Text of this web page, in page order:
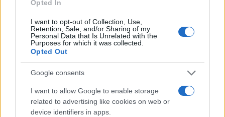
Opted In
I want to opt-out of Collection, Use,
Retention, Sale, and/or Sharing of my
Personal Data that Is Unrelated with the
Purposes for which it was collected.
Opted Out
Google consents
I want to allow Google to enable storage
related to advertising like cookies on web or
device identifiers in apps.
F1 2026: Sainz valuta il futuro con Williams dopo una
Formula 1 Circuito: Comparato punta al podio nel Gran
Premio di Issyk-Kul
5 Il film su Gilles Villeneuve arriva nelle sale: tutto
quello che c’è da sapere